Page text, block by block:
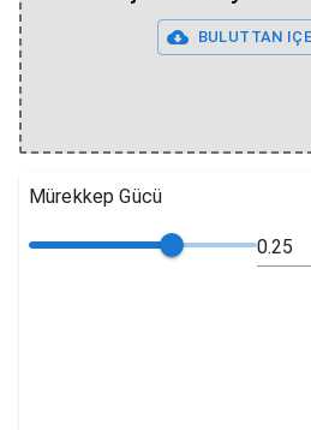
BULUTTAN
Mürekkep Gücü